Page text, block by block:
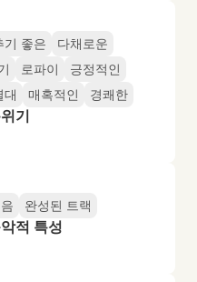
기 좋은
다채로운
로파이
긍정적인
대 매혹적인 경쾌한
기
완성된 트랙
적 특성